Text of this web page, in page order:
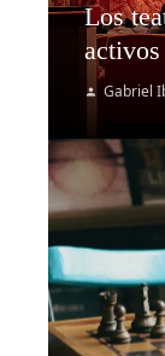
Los
Gabriel